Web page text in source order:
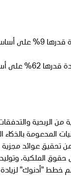
التي سجلت مستويات قياسية من
المدعومة
تحقيق عوائد
الملكية،
خطط "أدنوك" لزيادة